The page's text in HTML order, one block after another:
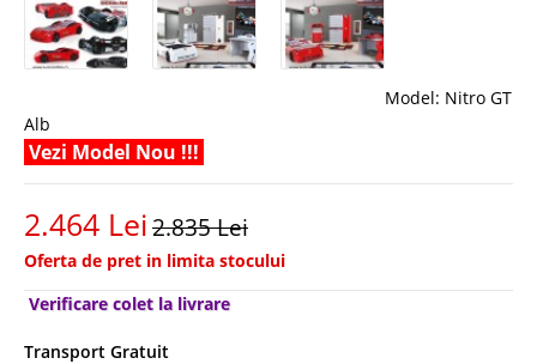
Model: Nitro GT
Alb
Vezi Model Nou !!!
2.464 Lei2.835 Lei
Oferta de pret in limita stocului
Verificare colet la livrare
Transport Gratuit